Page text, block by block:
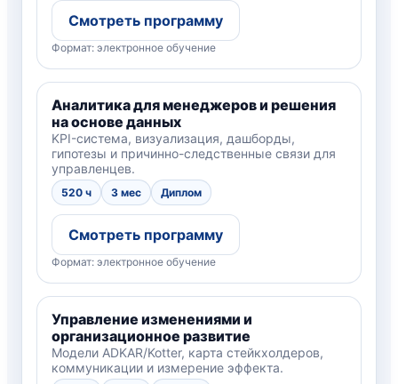
Смотреть программу
Формат: электронное обучение
Аналитика для менеджеров и решения
на основе данных
KPI-система, визуализация, дашборды,
гипотезы и причинно-следственные связи для
управленцев.
520 ч 3 мес Диплом
Смотреть программу
Формат: электронное обучение
Управление изменениями и
организационное развитие
Модели ADKAR/Kotter, карта стейкхолдеров,
коммуникации и измерение эффекта.